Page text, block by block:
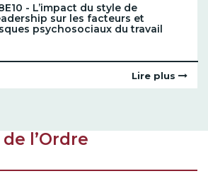
- L’impact du style de
sur les facteurs et
psychosociaux du travail
Lire plus
l’Ordre